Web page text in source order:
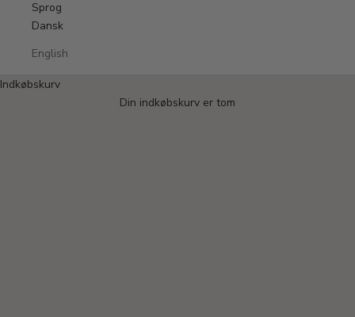
Sprog
Dansk
English
Indkøbskurv
Din indkøbskurv er tom
More than one shade
of nude